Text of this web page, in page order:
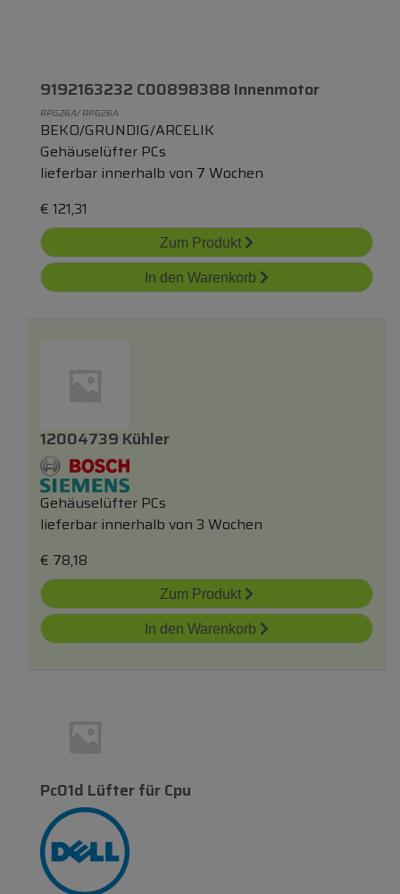
9192163232 C00898388 Innenmotor
RPG26A/ RPG26A
BEKO/GRUNDIG/ARCELIK
Gehäuselüfter PCs
lieferbar innerhalb von 7 Wochen
€ 121,31
Zum Produkt
In den Warenkorb
12004739 Kühler
Gehäuselüfter PCs
lieferbar innerhalb von 3 Wochen
€ 78,18
Zum Produkt
In den Warenkorb
Pc01d LüfterfürCpu